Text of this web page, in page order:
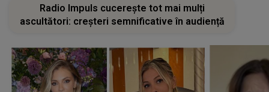
Radio Impuls cucerește tot mai mulți
ascultători: creșteri semnificative în audiență